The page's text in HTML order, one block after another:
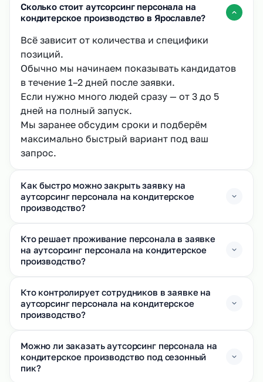
Сколько стоит аутсорсинг персонала на
кондитерское производство в Ярославле?
Всё зависит от количества и специфики
позиций.
Обычно мы начинаем показывать кандидатов
в течение 1–2 дней после заявки.
Если нужно много людей сразу — от 3 до 5
дней на полный запуск.
Мы заранее обсудим сроки и подберём
максимально быстрый вариант под ваш
запрос.
Как быстро можно закрыть заявку на
аутсорсинг персонала на кондитерское
производство?
Кто решает проживание персонала в заявке
на аутсорсинг персонала на кондитерское
производство?
Кто контролирует сотрудников в заявке на
аутсорсинг персонала на кондитерское
производство?
Можно ли заказать аутсорсинг персонала на
кондитерское производство под сезонный
пик?